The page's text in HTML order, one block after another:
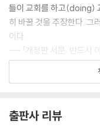
들이 교회를 하고(doing)
히 바꿀 것을 주장한다. 그
이다.
--- 「개정판 서문: 반드시
본래 교회는 주변 문화 상
siology)을 결정짓고, 선
출판사 리뷰